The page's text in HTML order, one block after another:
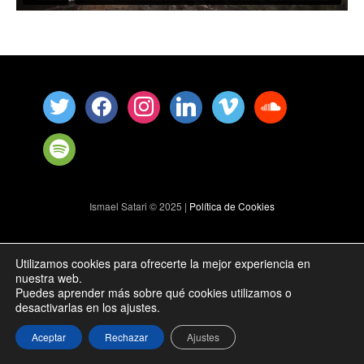
Ismael Satari © 2025 | Política de Cookies
Utilizamos cookies para ofrecerte la mejor experiencia en
nuestra web.
Puedes aprender más sobre qué cookies utilizamos o
desactivarlas en los ajustes.
Aceptar Rechazar Ajustes